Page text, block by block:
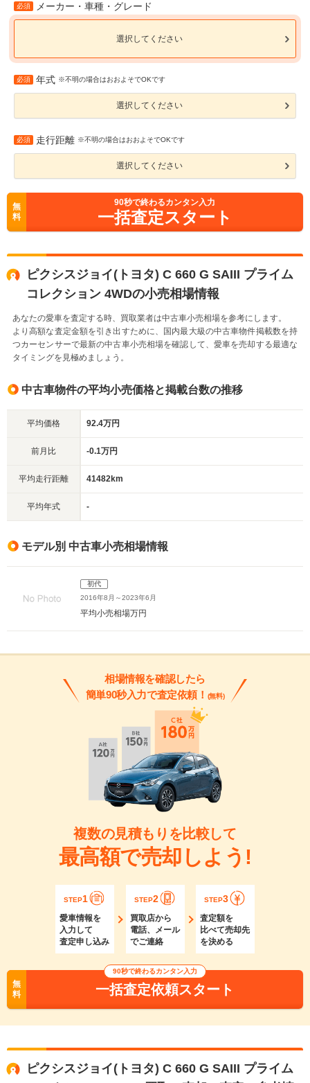
必須 メーカー・車種・グレード
選択してください
必須 年式 ※不明の場合はおおよそでOKです
選択してください
必須 走行距離 ※不明の場合はおおよそでOKです
選択してください
無
料
90秒で終わるカンタン入力
一括査定スタート
ピクシスジョイ(トヨタ) C 660 G SAIII プライム
コレクション 4WDの小売相場情報
あなたの愛車を査定する時、買取業者は中古車小売相場を参考にします。
より高額な査定金額を引き出すために、国内最大級の中古車物件掲載数を持
つカーセンサーで最新の中古車小売相場を確認して、愛車を売却する最適な
タイミングを見極めましょう。
中古車物件の平均小売価格と掲載台数の推移
平均価格 92.4万円
前月比 -0.1万円
平均走行距離 41482km
平均年式 -
モデル別 中古車小売相場情報
初代
2016年8月～2023年6月
平均小売相場万円
相場情報を確認したら
簡単90秒入力で査定依頼！ (無料)
複数の見積もりを比較して
最高額で売却しよう!
STEP1
愛車情報を
入力して
査定申し込み
STEP2
買取店から
電話、メール
でご連絡
STEP3
査定額を
比べて売却先
を決める
無
料
90秒で終わるカンタン入力
一括査定依頼スタート
ピクシスジョイ(トヨタ) C 660 G SAIII プライム